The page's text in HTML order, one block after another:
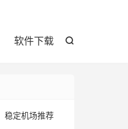

软件下载
稳定机场推荐